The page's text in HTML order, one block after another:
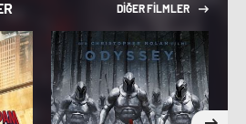
DİĞER FİLMLER